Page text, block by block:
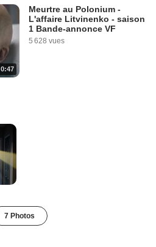
0:47
Meurtre au Polonium -
L'affaire Litvinenko - saison
1 Bande-annonce VF
5 628 vues
7 Photos